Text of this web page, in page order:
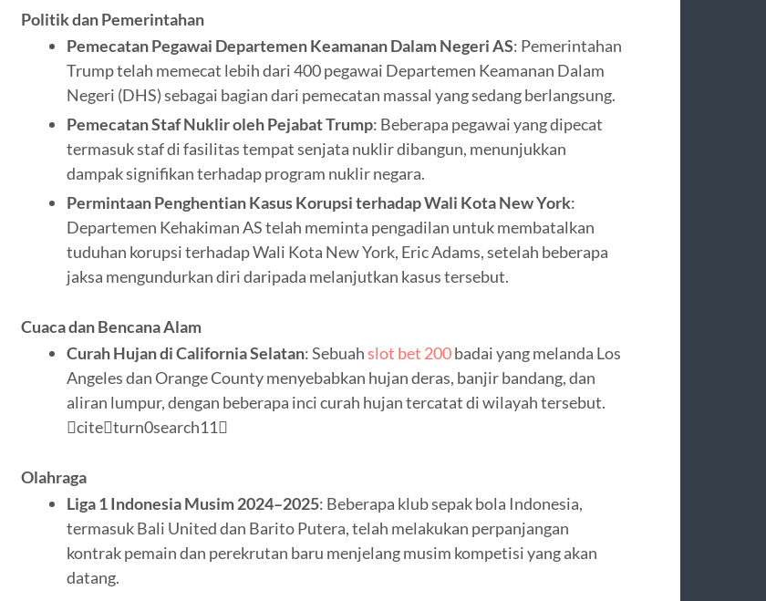
Politik dan Pemerintahan
Pemecatan Pegawai Departemen Keamanan Dalam Negeri AS: Pemerintahan
Trump telah memecat lebih dari 400 pegawai Departemen Keamanan Dalam
Negeri (DHS) sebagai bagian dari pemecatan massal yang sedang berlangsung.
Pemecatan Staf Nuklir oleh Pejabat Trump: Beberapa pegawai yang dipecat
termasuk staf di fasilitas tempat senjata nuklir dibangun, menunjukkan
dampak signifikan terhadap program nuklir negara.
Permintaan Penghentian Kasus Korupsi terhadap Wali Kota New York:
Departemen Kehakiman AS telah meminta pengadilan untuk membatalkan
tuduhan korupsi terhadap Wali Kota New York, Eric Adams, setelah beberapa
jaksa mengundurkan diri daripada melanjutkan kasus tersebut.
Cuaca dan Bencana Alam
Curah Hujan di California Selatan: Sebuahslot bet 200badai yang melanda Los
Angeles dan Orange County menyebabkan hujan deras, banjir bandang, dan
aliran lumpur, dengan beberapa inci curah hujan tercatat di wilayah tersebut.
citeturn0search11
Olahraga
Liga 1 Indonesia Musim 2024–2025: Beberapa klub sepak bola Indonesia,
termasuk Bali United dan Barito Putera, telah melakukan perpanjangan
kontrak pemain dan perekrutan baru menjelang musim kompetisi yang akan
datang.